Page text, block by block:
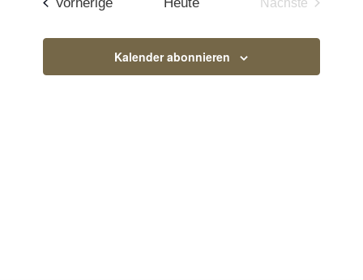
Ansichten,
Navigation
Kalender abonnieren